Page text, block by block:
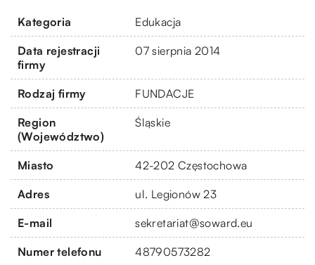
Kategoria Edukacja
Data rejestracji
firmy
07 sierpnia 2014
Rodzaj firmy FUNDACJE
Region
(Województwo)
Śląskie
Miasto 42-202 Częstochowa
Adres ul. Legionów 23
E-mail sekretariat@soward.eu
Numer telefonu 48790573282